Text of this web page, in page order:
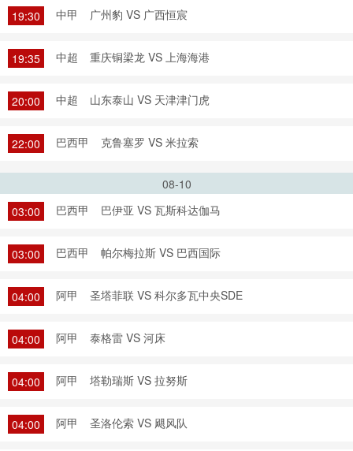
19:30 中甲 广州豹 VS 广西恒宸
19:35 中超 重庆铜梁龙 VS 上海海港
20:00 中超 山东泰山 VS 天津津门虎
22:00 巴西甲 克鲁塞罗 VS 米拉索
08-10
03:00
巴西甲 巴伊亚 VS 瓦斯科达伽马
03:00 巴西甲 帕尔梅拉斯 VS 巴西国际
04:00 阿甲 圣塔菲联 VS 科尔多瓦中央SDE
04:00 阿甲 泰格雷 VS 河床
04:00 阿甲 塔勒瑞斯 VS 拉努斯
04:00 阿甲 圣洛伦索 VS 飓风队